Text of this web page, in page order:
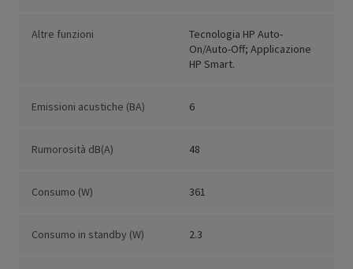
Altre funzioni
Tecnologia HP Auto-
On/Auto-Off; Applicazione
HP Smart.
Emissioni acustiche (BA) 6
Rumorosità dB(A) 48
Consumo (W) 361
Consumo in standby (W) 2.3